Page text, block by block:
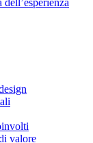
valore